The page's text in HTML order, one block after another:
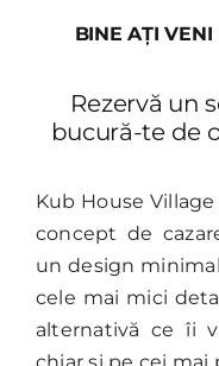
BINE AȚI
Rezervă un
bucură-te de
Kub House
concept de
un design
cele mai mici
alternativă ce îi